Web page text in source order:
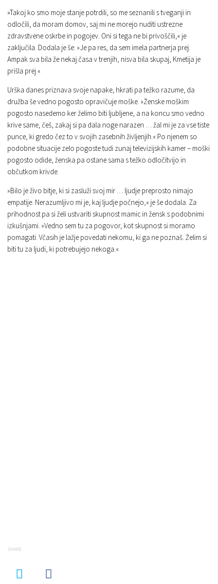
»Takoj ko smo moje stanje potrdili, so me seznanili s tveganji in
odločili, da moram domov, saj mi ne morejo nuditi ustrezne
zdravstvene oskrbe in pogojev. Oni si tega ne bi privoščili,« je
zaključila. Dodala je še: »Je pa res, da sem imela partnerja prej.
Ampak sva bila že nekaj časa v trenjih, nisva bila skupaj, Kmetija je
prišla prej.«
Urška danes priznava svoje napake, hkrati pa težko razume, da
družba še vedno pogosto opravičuje moške. »Ženske moškim
pogosto nasedemo ker želimo biti ljubljene, a na koncu smo vedno
krive same, češ, zakaj si pa dala noge narazen … žal mi je za vse tiste
punce, ki gredo čez to v svojih zasebnih življenjih.« Po njenem so
podobne situacije zelo pogoste tudi zunaj televizijskih kamer – moški
pogosto odide, ženska pa ostane sama s težko odločitvijo in
občutkom krivde.
»Bilo je živo bitje, ki si zasluži svoj mir … ljudje preprosto nimajo
empatije. Nerazumljivo mi je, kaj ljudje počnejo,« je še dodala. Za
prihodnost pa si želi ustvariti skupnost mamic in žensk s podobnimi
izkušnjami. »Vedno sem tu za pogovor, kot skupnost si moramo
pomagati. Včasih je lažje povedati nekomu, ki ga ne poznaš. Želim si
biti tu za ljudi, ki potrebujejo nekoga.«
SHARE